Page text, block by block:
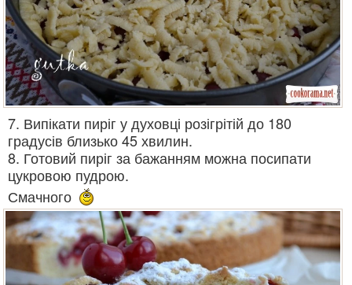
7. Випікати пиріг у духовці розігрітій до 180
градусів близько 45 хвилин.
8. Готовий пиріг за бажанням можна посипати
цукровою пудрою.
Смачного